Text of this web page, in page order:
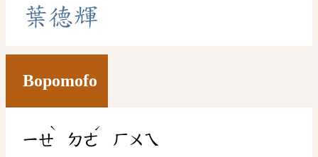
葉德輝
Bopomofo
ㄧㄝ
ˋ
ㄉㄜ
ˊ
ㄏㄨㄟ